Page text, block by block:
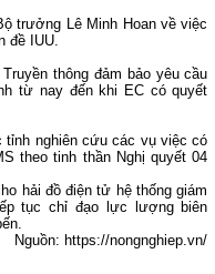
trưởng Lê Minh Hoan về việc
đề IUU.
thông đảm bảo yêu cầu
từ nay đến khi EC có quyết
tỉnh nghiên cứu các vụ việc có
theo tinh thần Nghị quyết 04
hải đồ điện tử hệ thống giám
tục chỉ đạo lực lượng biên
Nguồn: https://nongnghiep.vn/